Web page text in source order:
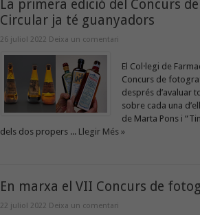
La primera edició del Concurs
Circular ja té guanyadors
26 juliol 2022 Deixa un comentari
El Col·legi de
Concurs de
després d’avaluar
sobre cada una
de Marta Pons i
dels dos propers ... Llegir Més »
En marxa el VII Concurs de
22 juliol 2022 Deixa un comentari